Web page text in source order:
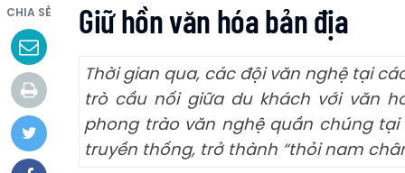
CHIA SẺ Giữ hồn văn hóa bản địa
Thời gian qua, các đội văn nghệ tại
trò cầu nối giữa du khách với văn
phong trào văn nghệ quần chúng
truyền thống, trở thành “thỏi nam